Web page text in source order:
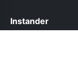
Instander